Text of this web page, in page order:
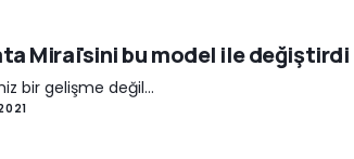
Mirai'sini bu model ile değiştirdi
bir gelişme değil...